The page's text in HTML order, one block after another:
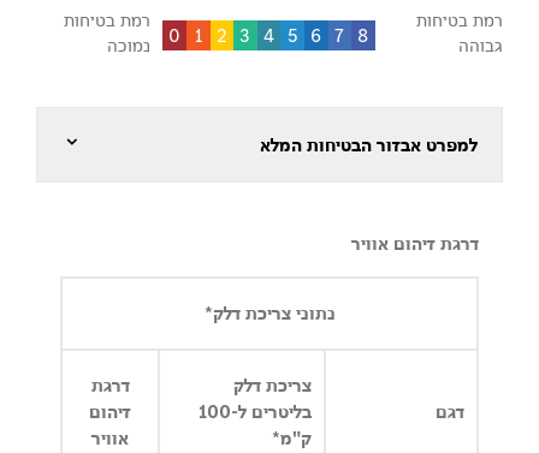
רמת בטיחות
גבוהה
8
7
6
5
4
3
2
1
0
רמת בטיחות
נמוכה
למפרט אבזור הבטיחות המלא
דרגת זיהום אוויר
נתוני צריכת דלק*
דגם
צריכת דלק
בליטרים ל-100
ק"מ*
דרגת
זיהום
אוויר